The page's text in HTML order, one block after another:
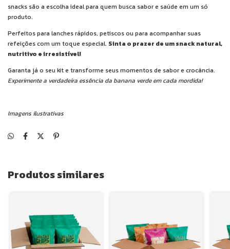
snacks são a escolha ideal para quem busca sabor e saúde em um só
produto.
Perfeitos para lanches rápidos, petiscos ou para acompanhar suas
refeições com um toque especial. Sinta o prazer de um snack natural,
nutritivo e irresistível!
Garanta já o seu kit e transforme seus momentos de sabor e crocância.
Experimente a verdadeira essência da banana verde em cada mordida!
Imagens ilustrativas
Produtos similares